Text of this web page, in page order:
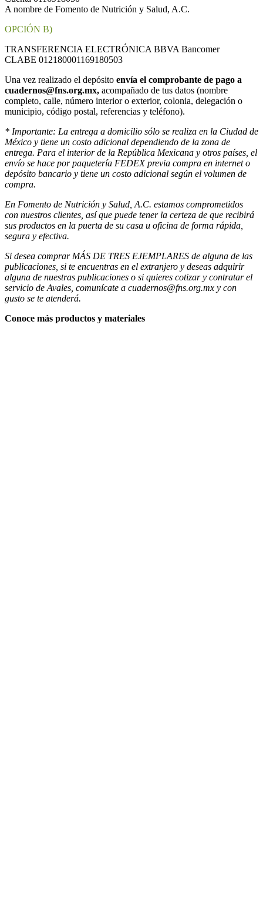
A nombre de Fomento de Nutrición y Salud, A.C.
OPCIÓN B)
TRANSFERENCIA ELECTRÓNICA BBVA Bancomer
CLABE 012180001169180503
Una vez realizado el depósito envía el comprobante de pago a
cuadernos@fns.org.mx, acompañado de tus datos (nombre
completo, calle, número interior o exterior, colonia, delegación o
municipio, código postal, referencias y teléfono).
* Importante: La entrega a domicilio sólo se realiza en la Ciudad de
México y tiene un costo adicional dependiendo de la zona de
entrega. Para el interior de la República Mexicana y otros países, el
envío se hace por paquetería FEDEX previa compra en internet o
depósito bancario y tiene un costo adicional según el volumen de
compra.
En Fomento de Nutrición y Salud, A.C. estamos comprometidos
con nuestros clientes, así que puede tener la certeza de que recibirá
sus productos en la puerta de su casa u oficina de forma rápida,
segura y efectiva.
Si desea comprar MÁS DE TRES EJEMPLARES de alguna de las
publicaciones, si te encuentras en el extranjero y deseas adquirir
alguna de nuestras publicaciones o si quieres cotizar y contratar el
servicio de Avales, comunícate a cuadernos@fns.org.mx y con
gusto se te atenderá.
Conoce más productos y materiales